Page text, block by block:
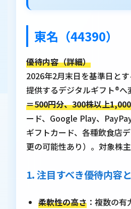
東名（44390）
優待内容（詳細）
2026年2月末日を基準日と
提供するデジタルギフト®へ
＝500円分、300株以上
ード、Google Play、
ギフトカード、各種飲食店
更の可能性あり）。対象株
1. 注目すべき優待内容
柔軟性の高さ ：複数の